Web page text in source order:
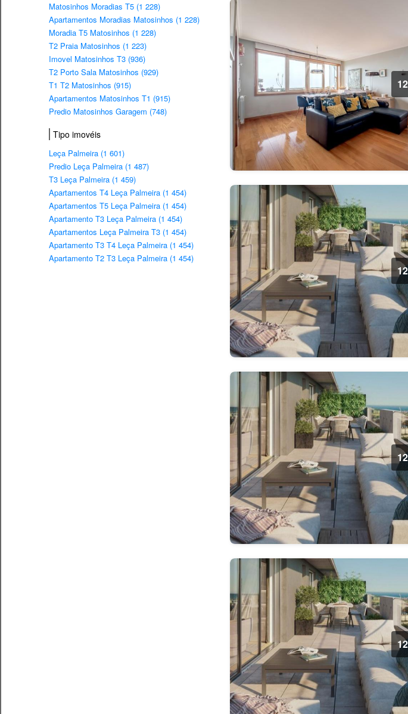
Matosinhos Moradias T5 (1 228)
Apartamentos Moradias Matosinhos (1 228)
Moradia T5 Matosinhos (1 228)
T2 Praia Matosinhos (1 223)
Imovel Matosinhos T3 (936)
T2 Porto Sala Matosinhos (929)
T1 T2 Matosinhos (915)
Apartamentos Matosinhos T1 (915)
Predio Matosinhos Garagem (748)
Tipo imovéis
Leça Palmeira (1 601)
Predio Leça Palmeira (1 487)
T3 Leça Palmeira (1 459)
Apartamentos T4 Leça Palmeira (1 454)
Apartamentos T5 Leça Palmeira (1 454)
Apartamento T3 Leça Palmeira (1 454)
Apartamentos Leça Palmeira T3 (1 454)
Apartamento T3 T4 Leça Palmeira (1 454)
Apartamento T2 T3 Leça Palmeira (1 454)